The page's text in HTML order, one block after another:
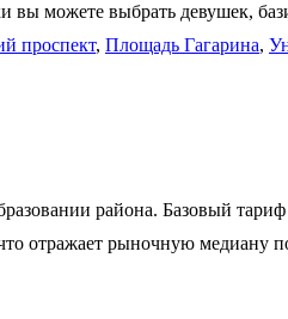
вы можете выбрать девушек,
проспект, Площадь Гагарина,
района. Базовый тариф
отражает рыночную медиану